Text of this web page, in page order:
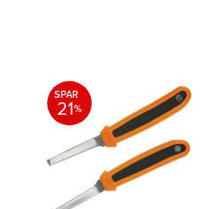
SPAR
21%